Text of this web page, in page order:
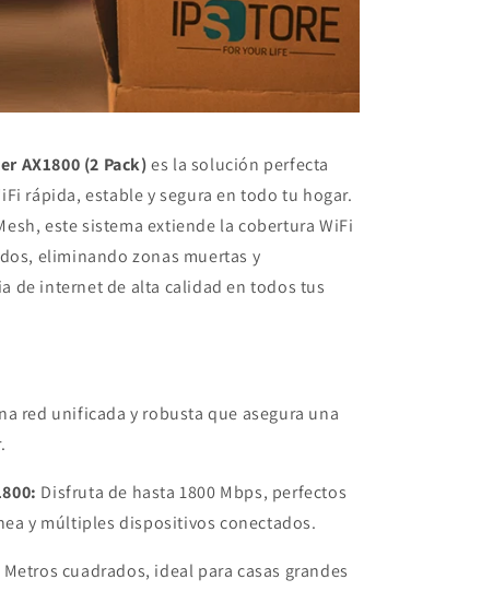
AX1800 (2 Pack)es la solución perfecta
rápida, estable y segura en todo tu hogar.
este sistema extiende la cobertura WiFi
eliminando zonas muertas y
de internet de alta calidad en todos tus
red unificada y robusta que asegura una
Disfruta de hasta 1800 Mbps, perfectos
y múltiples dispositivos conectados.
Metros cuadrados, ideal para casas grandes